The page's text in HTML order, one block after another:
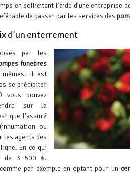
en sollicitant l’aide d’une entreprise de
de passer par les services des
d’un enterrement
par les
funèbres
Il est
se précipiter
vous pouvez
sur la
que l’assuré
ou
les agents des
En ce qui
de 3 500 €.
par exemple en optant pour un